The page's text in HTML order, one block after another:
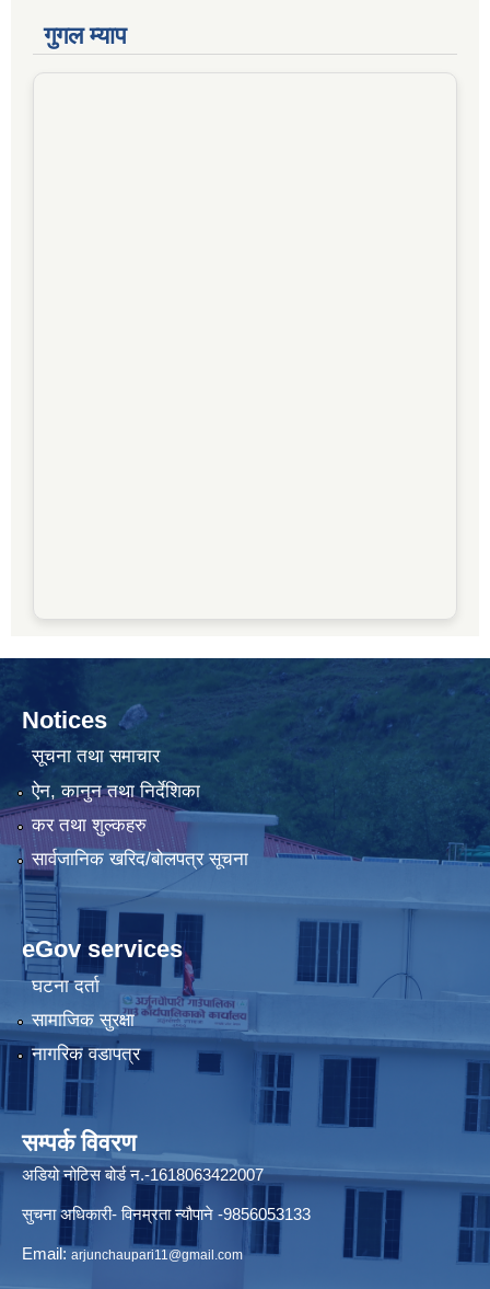
गुगल म्याप
Notices
सूचना तथा समाचार
ऐन, कानुन तथा निर्देशिका
कर तथा शुल्कहरु
सार्वजानिक खरिद/बोलपत्र सूचना
eGov services
घटना दर्ता
सामाजिक सुरक्षा
नागरिक वडापत्र
सम्पर्क विवरण
अडियो नोटिस बोर्ड न.-1618063422007
सुचना अधिकारी- विनम्रता न्यौपाने -9856053133
Email: arjunchaupari11@gmail.com